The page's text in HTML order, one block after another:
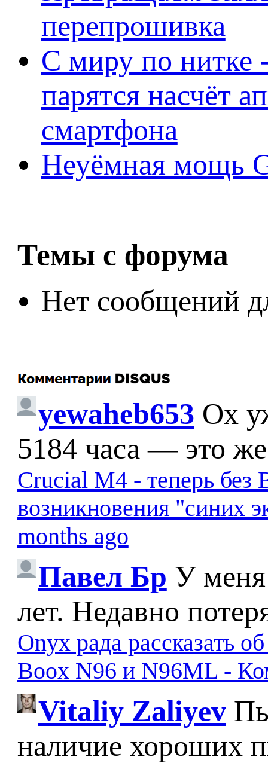
перепрошивка
С миру по нитке
парятся насчёт
смартфона
Неуёмная мощь
Темы с форума
Нет сообщений
yewaheb653 Ох
5184 часа — это
Crucial M4 - теперь без
возникновения "синих
months ago
Павел Бр У меня
лет. Недавно
Onyx рада рассказать
Boox N96 и N96ML -
Vitaliy Zaliyev
наличие хороших